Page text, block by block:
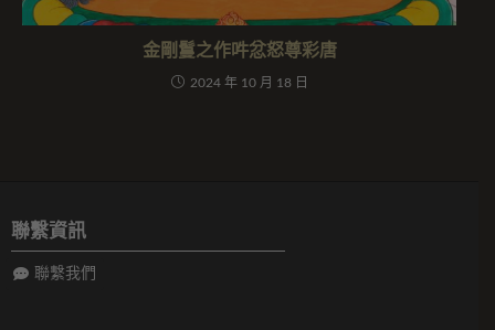
金剛鬘之作吽忿怒尊彩唐
2024 年 10 月 18 日
聯繫資訊
聯繫我們